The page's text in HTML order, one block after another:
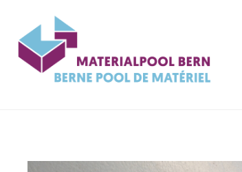
springen